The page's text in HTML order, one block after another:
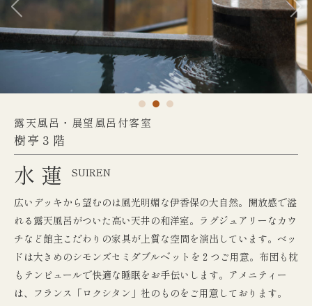
露天風呂・展望風呂付客室
樹亭３階
水蓮 SUIREN
広いデッキから望むのは風光明媚な伊香保の大自然。開放感で溢
れる露天風呂がついた高い天井の和洋室。ラグジュアリーなカウ
チなど館主こだわりの家具が上質な空間を演出しています。ベッ
ドは大きめのシモンズセミダブルヘ゛ットを２つご用意。布団も枕
もテンピュールで快適な睡眠をお手伝いします。アメニティー
は、フランス「ロクシタン」社のものをご用意しております。